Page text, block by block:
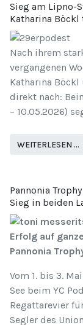
Sieg am Lipno-
Katharina
Nach ihrem
vergangenen
Katharina Böckl
direkt nach:
– 10.05.2026)
WEITERLESEN …
Pannonia
Sieg in beiden
Erfolg auf
Pannonia
Vom 1. bis 3.
See beim YC
Regattarevier
Segler des